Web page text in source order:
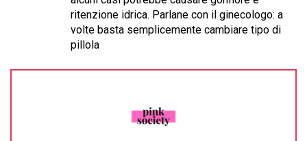
ritenzione idrica. Parlane con il ginecologo: a
volte basta semplicemente cambiare tipo di
pillola